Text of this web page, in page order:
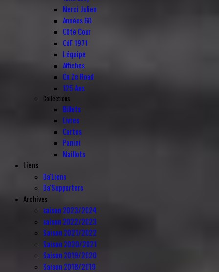
Merci Julien
Années 60
Côté Cour
CdF 1971
L'équipe
Affiches
On Ze Road
125 Ans
Collections
Billets
Livres
Cartes
Panini
Maillots
Liens
Da'Liens
Da'Supporters
Archives
saison 2023/2024
saison 2022/2023
Saison 2021/2022
Saison 2020/2021
Saison 2019/2020
Saison 2018/2019